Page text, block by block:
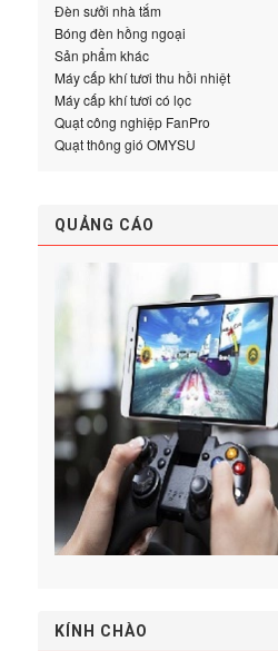
Đèn sưởi nhà tắm
Bóng đèn hồng ngoại
Sản phẩm khác
Máy cấp khí tươi thu hồi nhiệt
Máy cấp khí tươi có lọc
Quạt công nghiệp FanPro
Quạt thông gió OMYSU
QUẢNG CÁO
KÍNH CHÀO